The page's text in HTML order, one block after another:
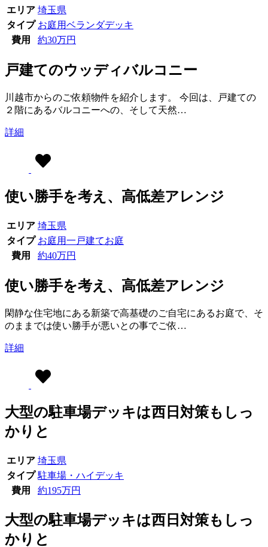
エリア 埼玉県
タイプ お庭用ベランダデッキ
費用
約30万円
戸建てのウッディバルコニー
川越市からのご依頼物件を紹介します。 今回は、戸建ての
２階にあるバルコニーへの、そして天然…
詳細
使い勝手を考え、高低差アレンジ
エリア 埼玉県
タイプ お庭用一戸建てお庭
費用
約40万円
使い勝手を考え、高低差アレンジ
閑静な住宅地にある新築で高基礎のご自宅にあるお庭で、そ
のままでは使い勝手が悪いとの事でご依…
詳細
大型の駐車場デッキは西日対策もしっ
かりと
エリア 埼玉県
タイプ 駐車場・ハイデッキ
費用
約195万円
大型の駐車場デッキは西日対策もしっ
かりと